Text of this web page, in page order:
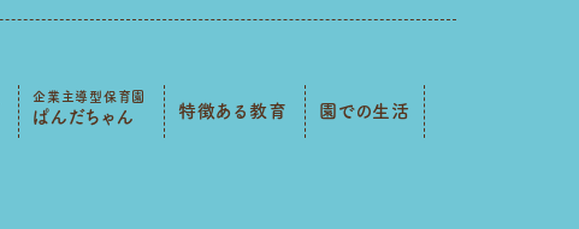
企業主導型保育園
ぱんだちゃん 特徴ある教育 園での生活